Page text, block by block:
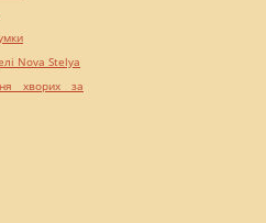
Nova Stelya
хворих за